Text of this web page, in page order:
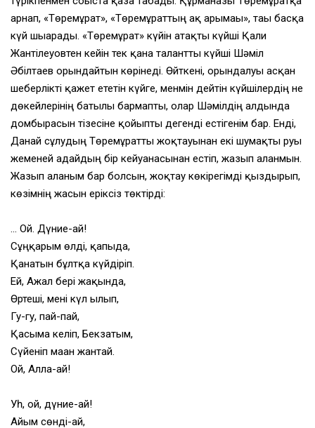
арнап, «Төремұрат», «Төремұраттың ақ арғымағы», тағы басқа
күй шығарады. «Төремұрат» күйін атақты күйші Қали
Жантілеуовтен кейін тек қана талантты күйші Шәміл
Әбілтаев орындайтын көрінеді. Өйткені, орындалуы асқан
шеберлікті қажет ететін күйге, менмін дейтін күйшілердің не
дөкейлерінің батылы бармапты, олар Шәмілдің алдында
домбырасын тізесіне қойыпты дегенді естігенім бар. Енді,
Данай сұлудың Төремұратты жоқтауынан екі шумақты руы
жеменей адайдың бір кейуанасынан естіп, жазып алғанмын.
Жазып алғаным бар болсын, жоқтау көкірегімді қыздырып,
көзімнің жасын еріксіз төктірді:
… Ой. Дүние-ай!
Сұңқарым өлді, қапыда,
Қанатын бұлтқа күйдіріп.
Ей, Ажал бері жақында,
Өртеші, мені күл ғылып,
Гу-гу, пай-пай,
Қасыма келіп, Бекзатым,
Сүйеніп маған жантай.
Ой, Алла-ай!
Уһ, ой, дүние-ай!
Айым сөнді-ай,